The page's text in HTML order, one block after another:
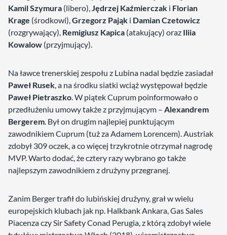
Kamil Szymura (libero),Jędrzej Kaźmierczak i Florian
Krage (środkowi),Grzegorz Pająk i Damian Czetowicz
(rozgrywający), Remigiusz Kapica (atakujący) oraz Iliia
Kowalow (przyjmujący).
Na ławce trenerskiej zespołu z Lubina nadal będzie zasiadał
Paweł Rusek, a na środku siatki wciąż występował będzie
Paweł Pietraszko. W piątek Cuprum poinformowało o
przedłużeniu umowy także z przyjmującym – Alexandrem
Bergerem. Był on drugim najlepiej punktującym
zawodnikiem Cuprum (tuż za Adamem Lorencem). Austriak
zdobył 309 oczek, a co więcej trzykrotnie otrzymał nagrodę
MVP. Warto dodać, że cztery razy wybrano go także
najlepszym zawodnikiem z drużyny przegranej.
Zanim Berger trafił do lubińskiej drużyny, grał w wielu
europejskich klubach jak np. Halkbank Ankara, Gas Sales
Piacenza czy Sir Safety Conad Perugia, z którą zdobył wiele